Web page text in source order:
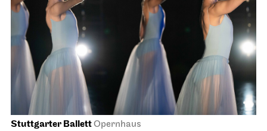
Idomeneo
23.02.2027
19:00 - 22:15
Mi, 24.02.2027